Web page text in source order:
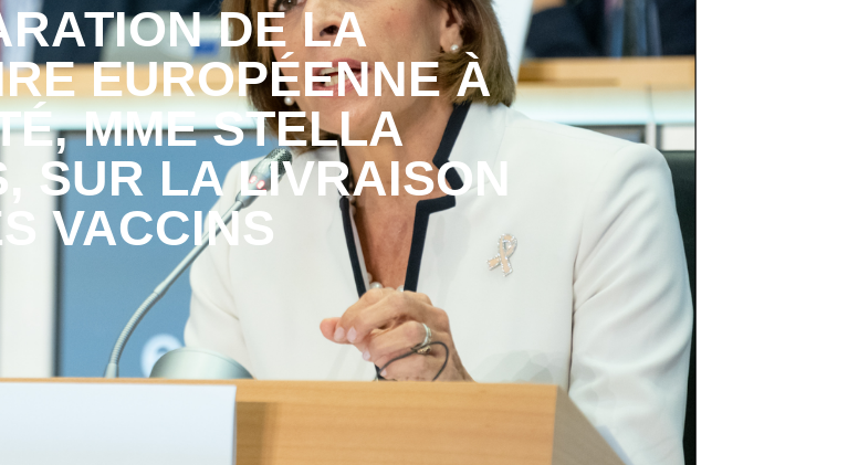
DE LA
EUROPÉENNE À
MME STELLA
SUR LA LIVRAISON
VACCINS